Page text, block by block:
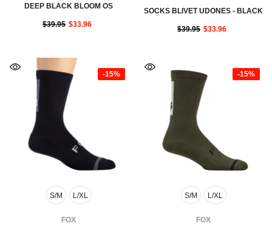
DEEP BLACK BLOOM OS
$39.95 $33.96
SOCKS BLIVET UDONES - BLACK
$39.95 $33.96
-15%
S/M L/XL
FOX
-15%
S/M L/XL
FOX